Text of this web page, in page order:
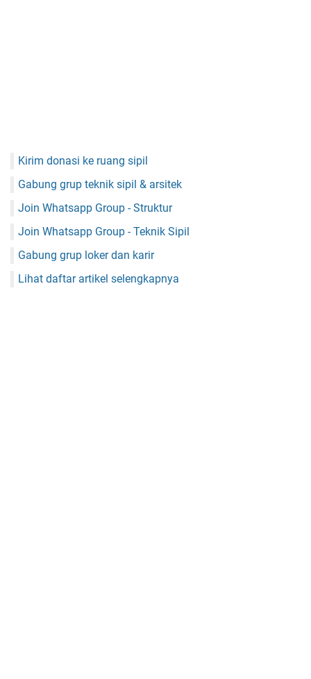
Kirim donasi ke ruang sipil
Gabung grup teknik sipil & arsitek
Join Whatsapp Group - Struktur
Join Whatsapp Group - Teknik Sipil
Gabung grup loker dan karir
Lihat daftar artikel selengkapnya